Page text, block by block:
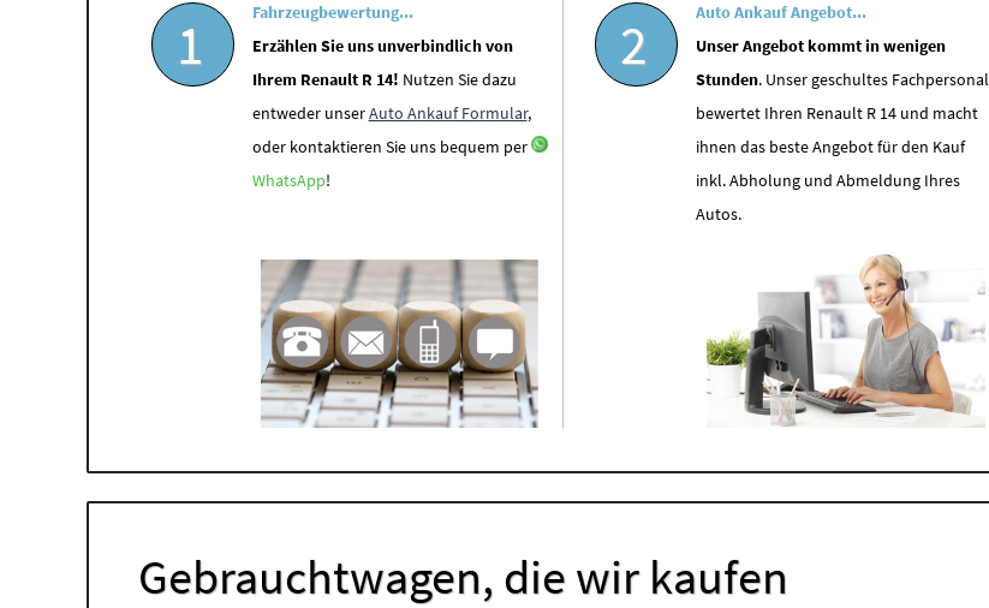
1
Fahrzeugbewertung...
Erzählen Sie uns unverbindlich von
Ihrem Renault R 14! Nutzen Sie dazu
entweder unserAuto Ankauf Formular,
oder kontaktieren Sie uns bequem per
WhatsApp!
2
Auto Ankauf Angebot...
Unser Angebot kommt in wenigen
Stunden. Unser geschultes Fachpersonal
bewertet Ihren Renault R 14 und macht
ihnen das beste Angebot für den Kauf
inkl. Abholung und Abmeldung Ihres
Autos.
Gebrauchtwagen, die wir kaufen